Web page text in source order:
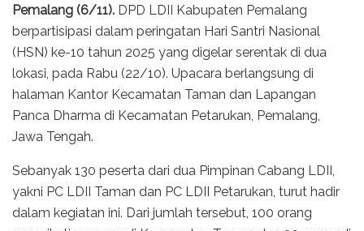
Pemalang (6/11). DPD LDII Kabupaten Pemalang
berpartisipasi dalam peringatan Hari Santri Nasional
(HSN) ke-10 tahun 2025 yang digelar serentak di dua
lokasi, pada Rabu (22/10). Upacara berlangsung di
halaman Kantor Kecamatan Taman dan Lapangan
Panca Dharma di Kecamatan Petarukan, Pemalang,
Jawa Tengah.
Sebanyak 130 peserta dari dua Pimpinan Cabang LDII,
yakni PC LDII Taman dan PC LDII Petarukan, turut hadir
dalam kegiatan ini. Dari jumlah tersebut, 100 orang